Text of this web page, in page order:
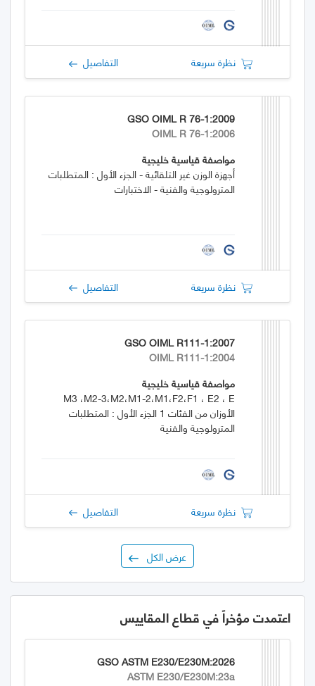
نظرة سريعة التفاصيل
GSO OIML R 76-1:2009
OIML R 76-1:2006
مواصفة قياسية خليجية
أجهزة الوزن غير التلقائية - الجزء الأول : المتطلبات
المترولوجية والفنية - الاختبارات
نظرة سريعة التفاصيل
GSO OIML R111-1:2007
OIML R111-1:2004
مواصفة قياسية خليجية
M3 ،M2-3،M2،M1-2،M1،F2،F1 ، E2 ، E
الأوزان من الفئات 1 الجزء الأول : المتطلبات
المترولوجية والفنية
نظرة سريعة التفاصيل
عرض الكل
اعتمدت مؤخراً في قطاع المقاييس
GSO ASTM E230/E230M:2026
ASTM E230/E230M:23a